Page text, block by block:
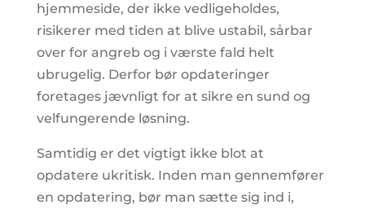
hjemmeside, der ikke vedligeholdes,
risikerer med tiden at blive ustabil, sårbar
over for angreb og i værste fald helt
ubrugelig. Derfor bør opdateringer
foretages jævnligt for at sikre en sund og
velfungerende løsning.
Samtidig er det vigtigt ikke blot at
opdatere ukritisk. Inden man gennemfører
en opdatering, bør man sætte sig ind i,